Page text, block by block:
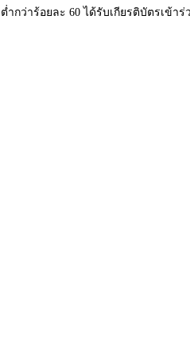
ต่ำกว่าร้อยละ 60 ได้รับเกียรติบัตรเข้า